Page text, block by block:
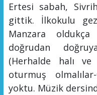
Ertesi sabah,
gittik. İlkokulu
Manzara
doğrudan
(Herhalde halı
oturmuş
yoktu. Müzik